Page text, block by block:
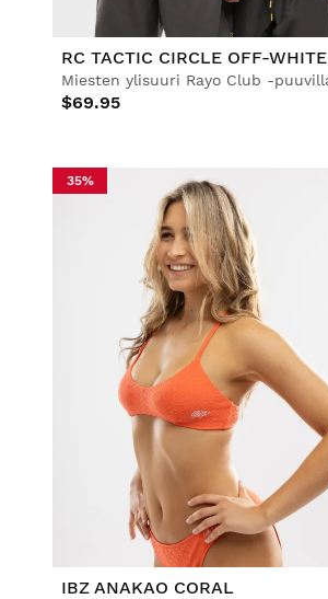
RC TACTIC CIRCLE OFF-WHITE
$69.95
35%
IBZ ANAKAO CORAL